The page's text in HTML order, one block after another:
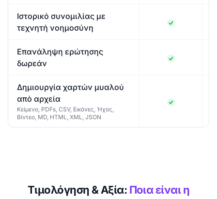
Ιστορικό συνομιλίας με
τεχνητή νοημοσύνη
Επανάληψη ερώτησης
δωρεάν
Δημιουργία χαρτών μυαλού
από αρχεία
Κείμενο, PDFs, CSV, Εικόνες, Ήχος,
Βίντεο, MD, HTML, XML, JSON
Τιμολόγηση & Αξία: Ποια είναι η